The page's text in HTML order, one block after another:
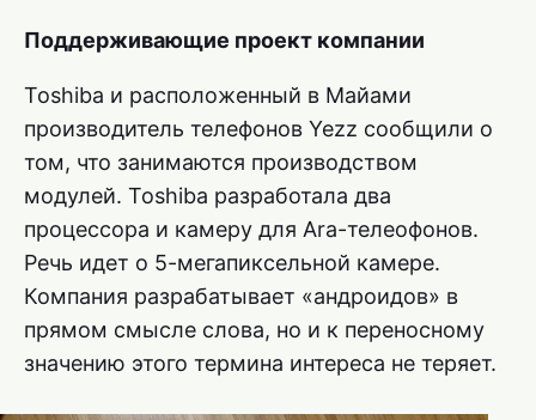
Поддерживающие проект компании
Toshiba и расположенный в Майами
производитель телефонов Yezz сообщили о
том, что занимаются производством
модулей. Toshiba разработала два
процессора и камеру для Ara-телеофонов.
Речь идет о 5-мегапиксельной камере.
Компания разрабатывает «андроидов» в
прямом смысле слова, но и к переносному
значению этого термина интереса не теряет.